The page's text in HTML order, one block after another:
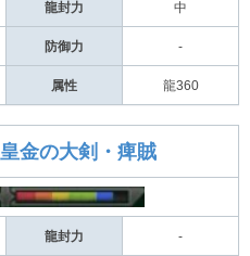
龍封力 中
防御力 -
属性 龍360
皇金の大剣・痺賊
龍封力 -